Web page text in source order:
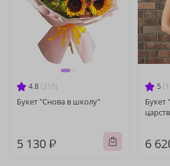
4.8 (215)
Букет "Снова в школу"
5 130 ₽
5
Букет
6